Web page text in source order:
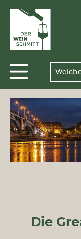
Die